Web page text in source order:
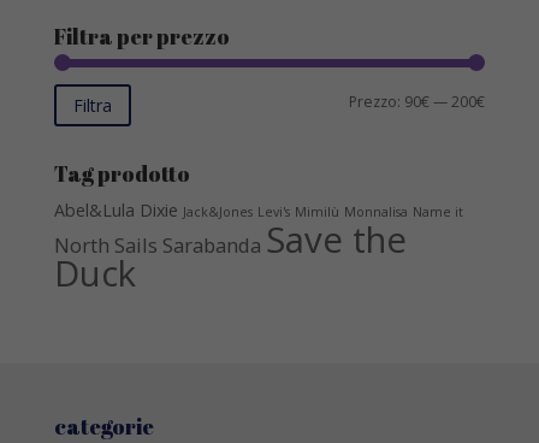
209,00€.167,20€.
Filtra per prezzo
Filtra Prezzo: 90€ —200€
Tag prodotto
Abel&Lula Dixie Jack&Jones Levi's Mimilù Monnalisa Name it
North Sails Sarabanda Save the
Duck
categorie